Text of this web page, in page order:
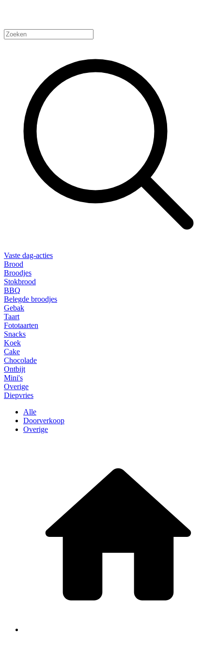
Vaste dag-acties
Brood
Broodjes
Stokbrood
BBQ
Belegde broodjes
Gebak
Taart
Fototaarten
Snacks
Koek
Cake
Chocolade
Ontbijt
Mini's
Overige
Diepvries
Alle
Doorverkoop
Overige